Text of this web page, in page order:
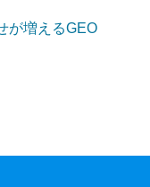
が増えるGEO